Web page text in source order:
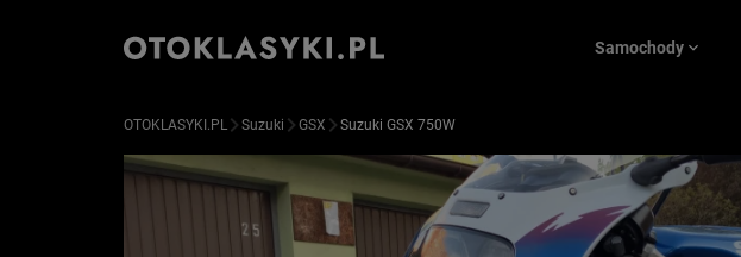
Samochody
OTOKLASYKI.PL Suzuki GSX Suzuki GSX 750W